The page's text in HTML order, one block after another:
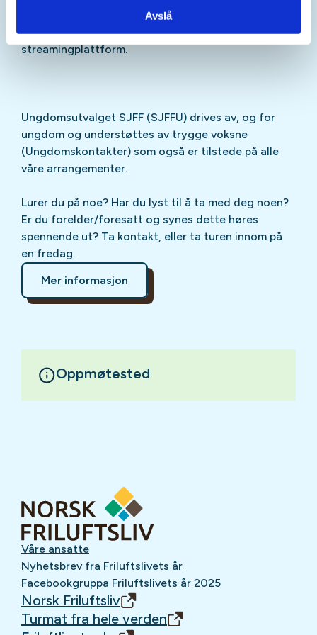
Avslå
påInstagram
TikTokog vår egenpodcastpå din favoritt-
streamingplattform.
Ungdomsutvalget SJFF (SJFFU) drives av, og for
ungdom og understøttes av trygge voksne
(Ungdomskontakter) som også er tilstede på alle
våre arrangementer.
Lurer du på noe? Har du lyst til å ta med deg noen?
Er du forelder/foresatt og synes dette høres
spennende ut? Ta kontakt, eller ta turen innom på
en fredag.
Mer informasjon
Oppmøtested
Våre ansatte
Nyhetsbrev fra Friluftslivets år
Facebookgruppa Friluftslivets år 2025
Norsk Friluftsliv
Turmat fra hele verden